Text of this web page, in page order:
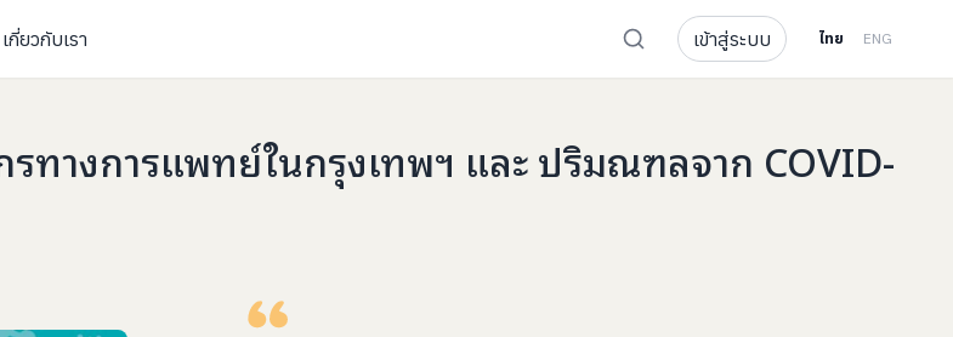
เกี่ยวกับเรา เข้าสู่ระบบ ไทย ENG
ทางการแพทย์ในกรุงเทพฯ และ ปริมณฑลจาก COVID-